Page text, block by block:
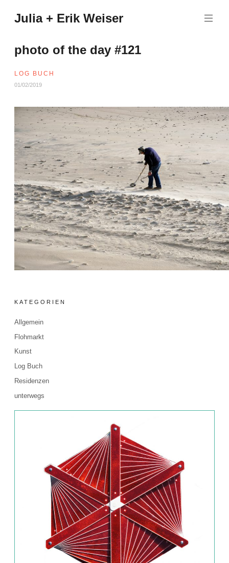
Inhalt
Julia + Erik Weiser
photo of the day #121
LOG BUCH
01/02/2019
KATEGORIEN
Allgemein
Flohmarkt
Kunst
Log Buch
Residenzen
unterwegs